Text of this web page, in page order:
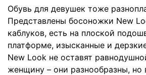
Обувь для девушек тоже
Представлены босоножки New
каблуков, есть на плоской
платформе, изысканные и
New Look не оставят
женщину – они разнообразны, но